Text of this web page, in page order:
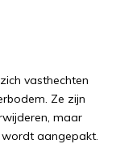
vasthechten
Ze zijn
maar
aangepakt.